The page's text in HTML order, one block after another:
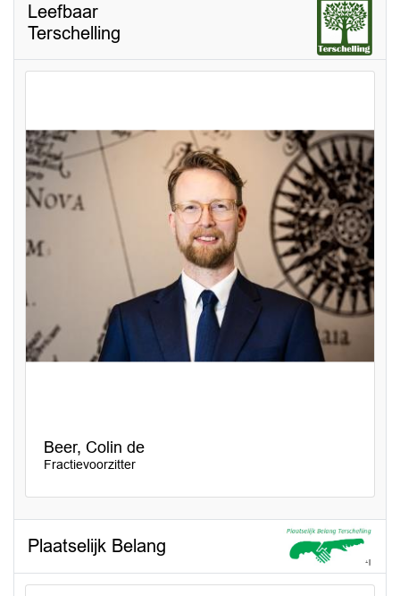
Leefbaar
Terschelling
Beer, Colin de
Fractievoorzitter
Plaatselijk Belang